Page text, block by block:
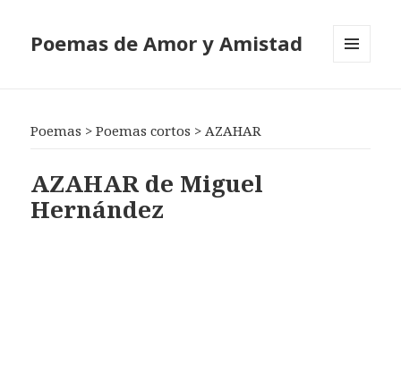
Poemas de Amor y Amistad
Poemas >Poemas cortos >AZAHAR
AZAHAR de Miguel
Hernández